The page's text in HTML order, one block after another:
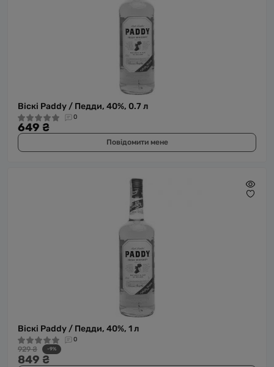
Віскі Paddy / Педди, 40%, 0.7 л
0
649 ₴
Повідомити мене
Віскі Paddy / Педди, 40%, 1 л
0
929 ₴ -9%
849 ₴